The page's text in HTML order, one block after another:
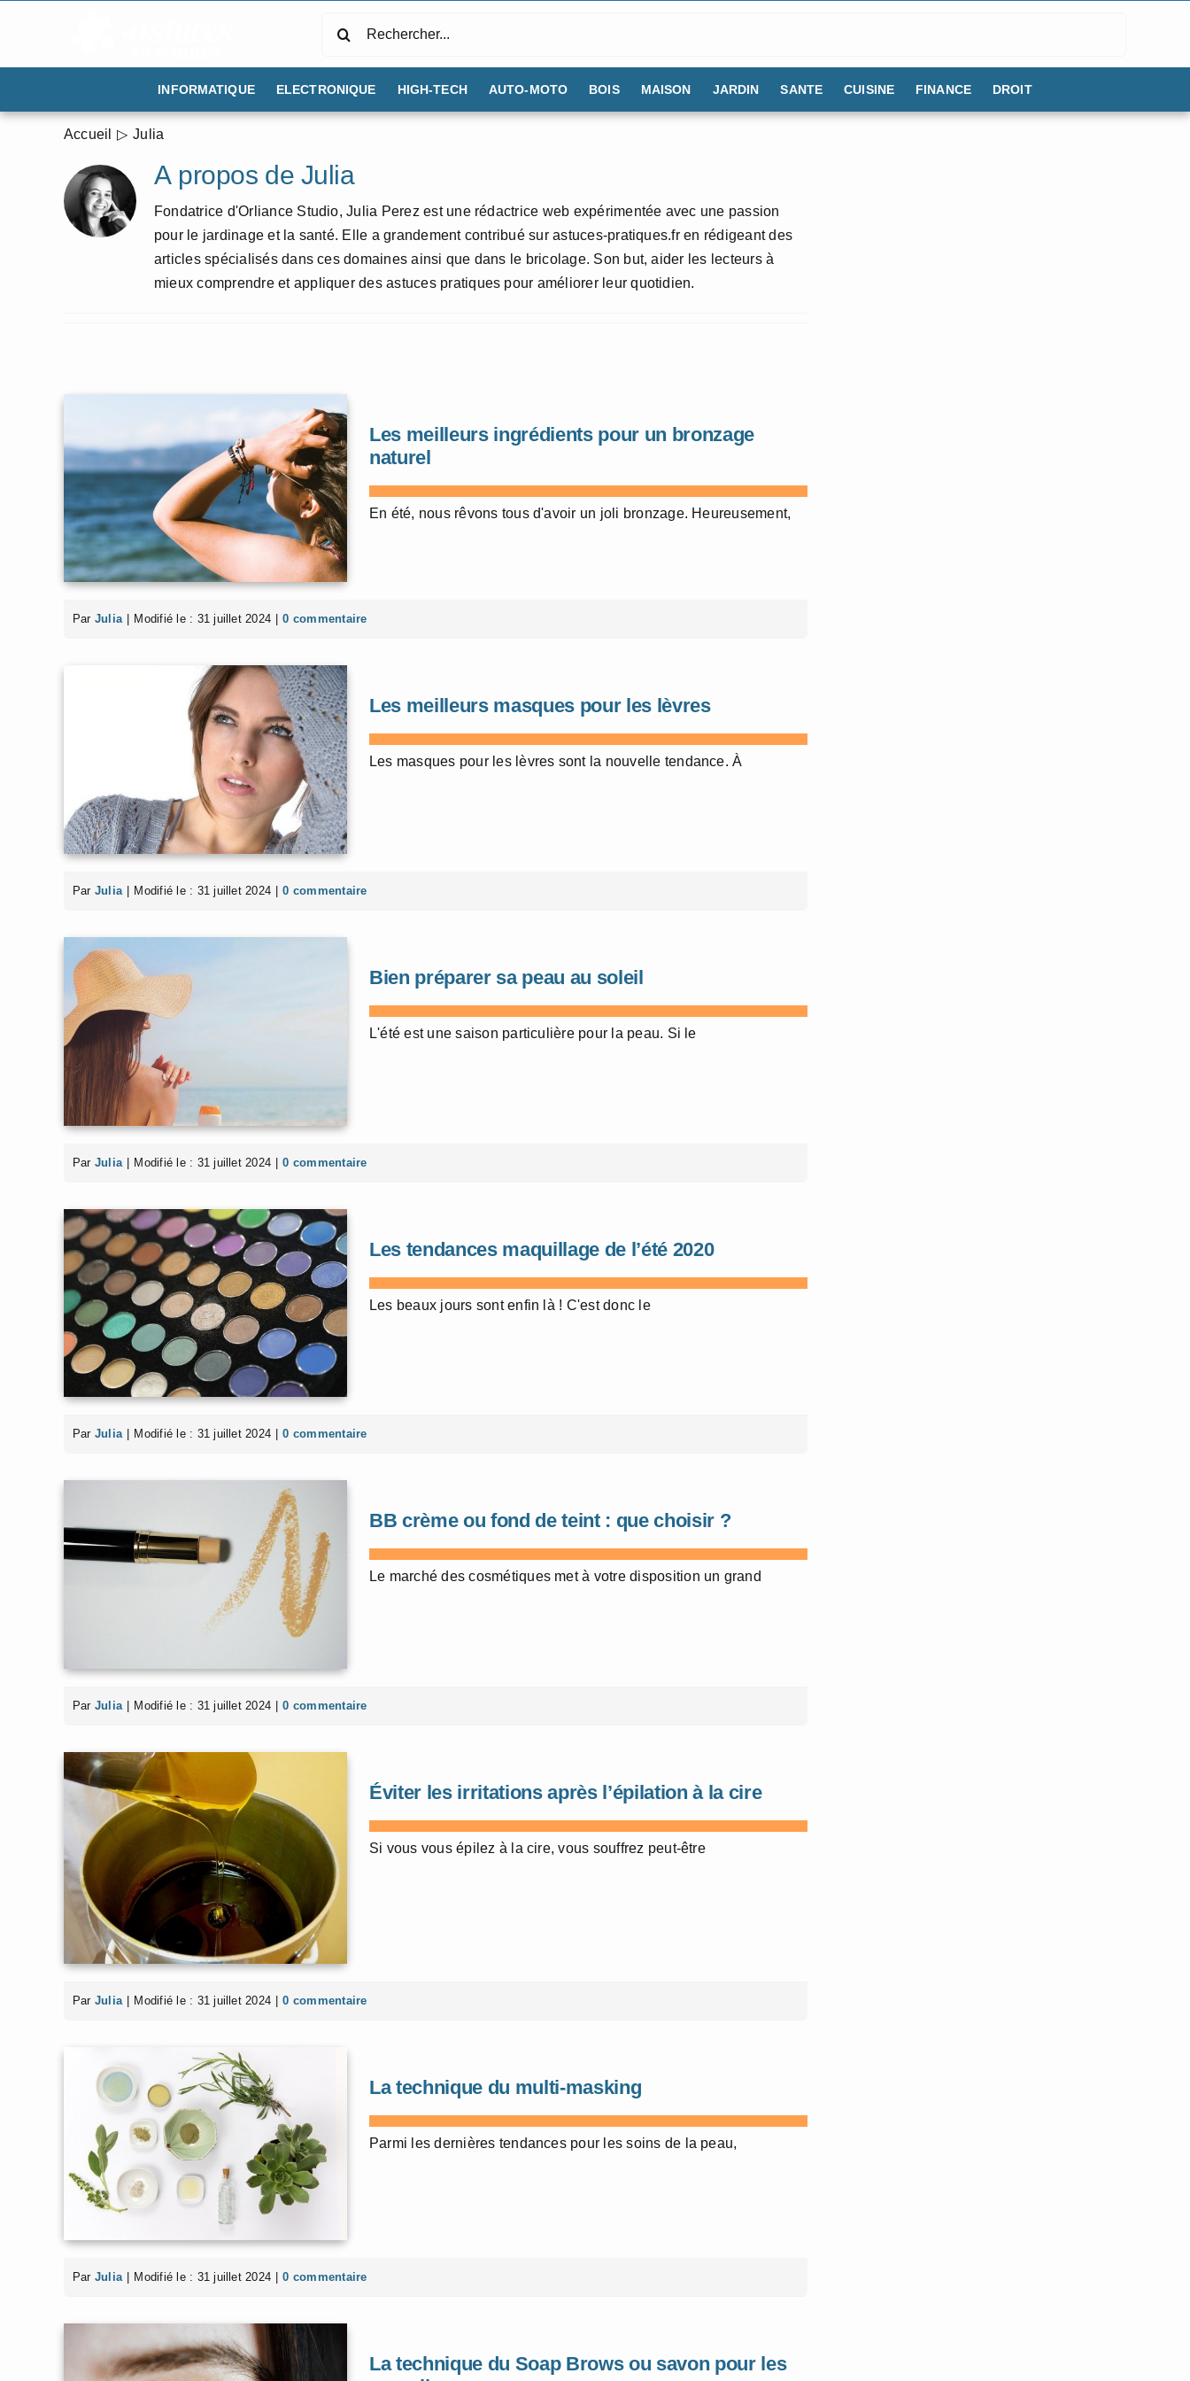
INFORMATIQUE ELECTRONIQUE HIGH-TECH AUTO-MOTO BOIS MAISON JARDIN SANTE CUISINE FINANCE DROIT
Accueil Julia
À propos de Julia
Fondatrice d'Orliance Studio, Julia Perez est une rédactrice web expérimentée avec une passion
pour le jardinage et la santé. Elle a grandement contribué sur astuces-pratiques.fr en rédigeant des
articles spécialisés dans ces domaines ainsi que dans le bricolage. Son but, aider les lecteurs à
mieux comprendre et appliquer des astuces pratiques pour améliorer leur quotidien.
Les meilleurs ingrédients pour un bronzage
naturel
En été, nous rêvons tous d'avoir un joli bronzage. Heureusement,
Par Julia Modifié le : 31 juillet 2024 0 commentaire
Les meilleurs masques pour les lèvres
Les masques pour les lèvres sont la nouvelle tendance. À
Par Julia Modifié le : 31 juillet 2024 0 commentaire
Bien préparer sa peau au soleil
L'été est une saison particulière pour la peau. Si le
Par Julia | Modifié le : 31 juillet 2024 | 0 commentaire
Les tendances maquillage de l’été 2020
Les beaux jours sont enfin là ! C'est donc le
Par Julia Modifié le : 31 juillet 2024 0 commentaire
BB crème ou fond de teint : que choisir ?
Le marché des cosmétiques met à votre disposition un grand
Par Julia | Modifié le : 31 juillet 2024 | 0 commentaire
Éviter les irritations après l’épilation à la cire
Si vous vous épilez à la cire, vous souffrez peut-être
Par Julia Modifié le : 31 juillet 2024 0 commentaire
La technique du multi-masking
Parmi les dernières tendances pour les soins de la peau,
Par Julia Modifié le : 31 juillet 2024 0 commentaire
La technique du Soap Brows ou savon pour les